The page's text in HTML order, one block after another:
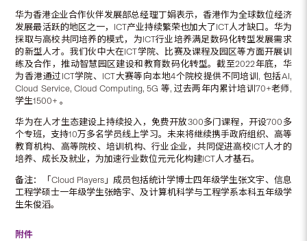
华为香港企业合作伙伴发展部总经理丁娟表示，香港作为全球数位经济
发展最活跃的地区之一，ICT产业持续繁荣也加大了ICT人才缺口。华为
採取与高校共同培养的模式，为ICT行业培养满足数码化转型发展需求
的新型人才。我们伙中大在ICT学院、比赛及课程及园区等方面开展训
练及合作，推动智慧园区建设和教育数码化转型。截至2022年底，华
为香港通过ICT学院、ICT大赛等向本地4个院校提供不同培训, 包括AI,
Cloud Service, Cloud Computing, 5G 等, 过去两年内累计培训70+老师,
学生1500+ 。
华为在人才生态建设上持续投入，免费开放300多门课程，开设700多
个专班，支持10万多名学员线上学习。未来将继续携手政府组织、高等
教育机构、高等院校、培训机构、行业企业，共同促进高校ICT人才的
培养、成长及就业，为加速行业数位元元化构建ICT人才基石。
备注：「Cloud Players」成员包括统计学博士四年级学生张文宇、信息
工程学硕士一年级学生张皓宇、及计算机科学与工程学系本科五年级学
生朱俊滔。
附件